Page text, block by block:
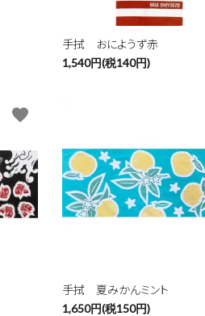
手拭 おにようず赤
1,540円(税140円)
favorite
手拭 夏みかんミント
1,650円(税150円)